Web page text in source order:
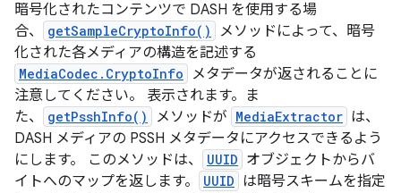
暗号化されたコンテンツで DASH を使用する場
合、
getSampleCryptoInfo()
メソッドによって、暗号
化された各メディアの構造を記述する
MediaCodec.CryptoInfo
メタデータが返されることに
注意してください。 表示されます。ま
た、
getPsshInfo() メソッドが MediaExtractor は、
DASH メディアの PSSH メタデータにアクセスできるよう
にします。 このメソッドは、
UUID オブジェクトからバ
イトへのマップを返します。
UUID は暗号スキームを指定